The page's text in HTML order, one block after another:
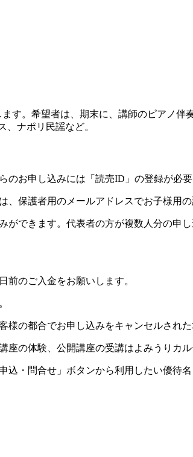
す。希望者は、期末に、講師のピアノ
、ナポリ民謡など。
お申し込みには「読売ID」の登録が必
保護者用のメールアドレスでお子様用の
できます。代表者の方が複数人分の申
のご入金をお願いします。
の都合でお申し込みをキャンセルされた
の体験、公開講座の受講はよみうりカル
・問合せ」ボタンから利用したい優待名